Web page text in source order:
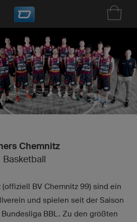
Chemnitz
Basketball
BV Chemnitz 99) sind ein
und spielen seit der Saison
BBL. Zu den größten